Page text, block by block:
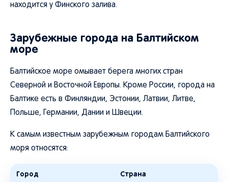
находится у Финского залива.
Зарубежные города на Балтийском
море
Балтийское море омывает берега многих стран
Северной и Восточной Европы. Кроме России, города на
Балтике есть в Финляндии, Эстонии, Латвии, Литве,
Польше, Германии, Дании и Швеции.
К самым известным зарубежным городам Балтийского
моря относятся:
Город Страна